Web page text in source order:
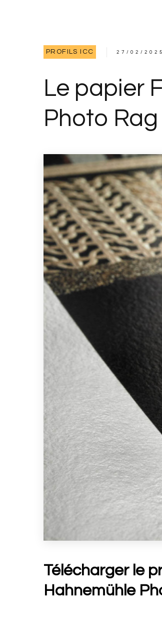
PROFILS ICC 27/02/
Le papier
Photo
Télécharger le
Hahnemühle